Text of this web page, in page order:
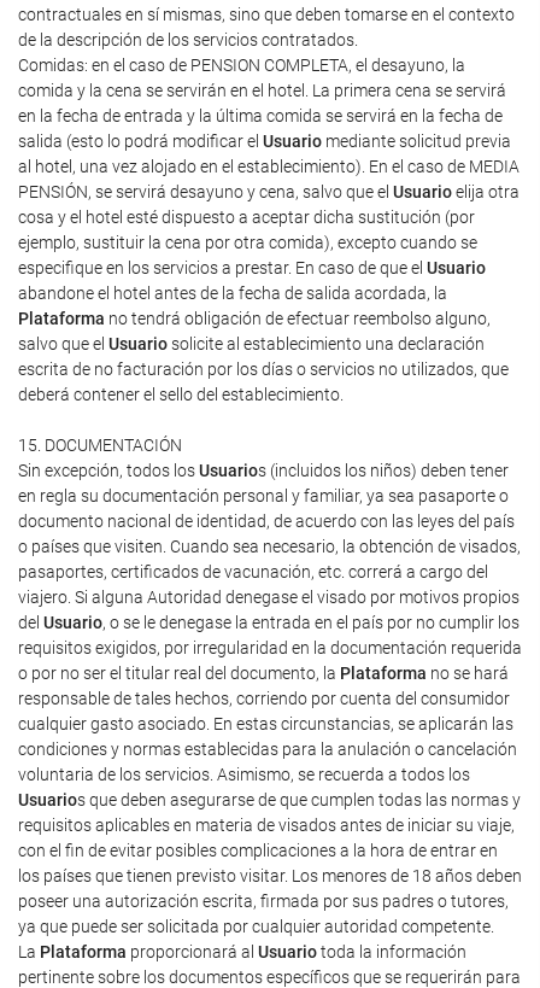
contractuales en sí mismas, sino que deben tomarse en el contexto
de la descripción de los servicios contratados.
Comidas: en el caso de PENSION COMPLETA, el desayuno, la
comida y la cena se servirán en el hotel. La primera cena se servirá
en la fecha de entrada y la última comida se servirá en la fecha de
salida (esto lo podrá modificar el Usuario mediante solicitud previa
al hotel, una vez alojado en el establecimiento). En el caso de MEDIA
PENSIÓN, se servirá desayuno y cena, salvo que el Usuarioelija otra
cosa y el hotel esté dispuesto a aceptar dicha sustitución (por
ejemplo, sustituir la cena por otra comida), excepto cuando se
especifique en los servicios a prestar. En caso de que el Usuario
abandone el hotel antes de la fecha de salida acordada, la
Plataforma no tendrá obligación de efectuar reembolso alguno,
salvo que el Usuariosolicite al establecimiento una declaración
escrita de no facturación por los días o servicios no utilizados, que
deberá contener el sello del establecimiento.
15. DOCUMENTACIÓN
Sin excepción, todos losUsuarios (incluidos los niños) deben tener
en regla su documentación personal y familiar, ya sea pasaporte o
documento nacional de identidad, de acuerdo con las leyes del país
o países que visiten. Cuando sea necesario, la obtención de visados,
pasaportes, certificados de vacunación, etc. correrá a cargo del
viajero. Si alguna Autoridad denegase el visado por motivos propios
del Usuario, o se le denegase la entrada en el país por no cumplir los
requisitos exigidos, por irregularidad en la documentación requerida
o por no ser el titular real del documento, la Plataforma no se hará
responsable de tales hechos, corriendo por cuenta del consumidor
cualquier gasto asociado. En estas circunstancias, se aplicarán las
condiciones y normas establecidas para la anulación o cancelación
voluntaria de los servicios. Asimismo, se recuerda a todos los
Usuarios que deben asegurarse de que cumplen todas las normas y
requisitos aplicables en materia de visados antes de iniciar su viaje,
con el fin de evitar posibles complicaciones a la hora de entrar en
los países que tienen previsto visitar. Los menores de 18 años deben
poseer una autorización escrita, firmada por sus padres o tutores,
ya que puede ser solicitada por cualquier autoridad competente.
La Plataforma proporcionará al Usuariotoda la información
pertinente sobre los documentos específicos que se requerirán para